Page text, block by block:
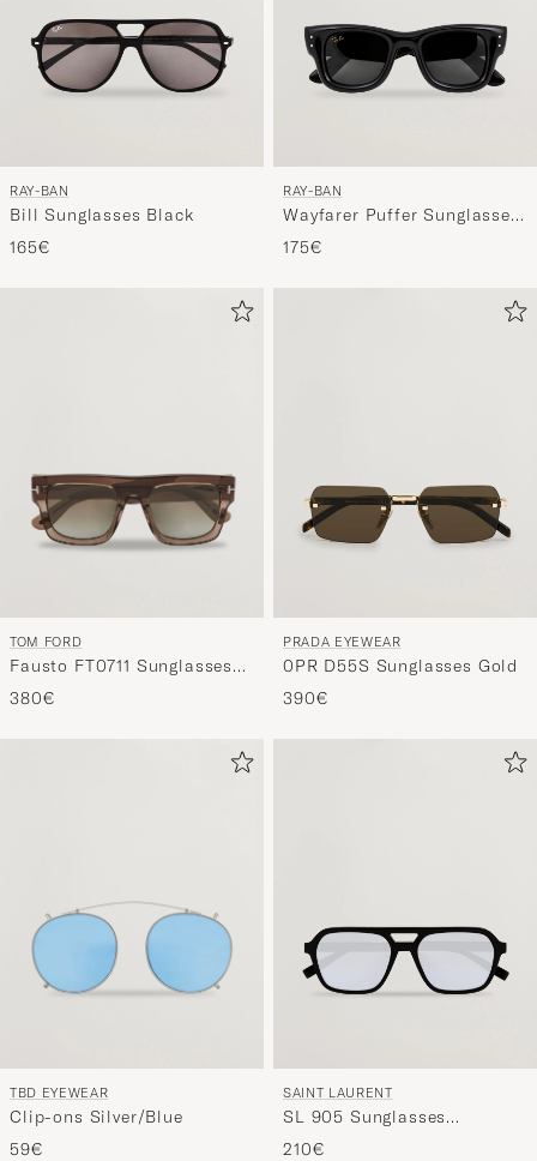
RAY-BAN
Bill Sunglasses Black
165€
RAY-BAN
Wayfarer Puffer Sunglasses
Black
175€
TOM FORD
Fausto FT0711 Sunglasses
Brown/Green
380€
PRADA EYEWEAR
0PR D55S Sunglasses Gold
390€
TBD EYEWEAR
Clip-ons Silver/Blue
59€
SAINT LAURENT
SL 905 Sunglasses
Black/Blue
210€